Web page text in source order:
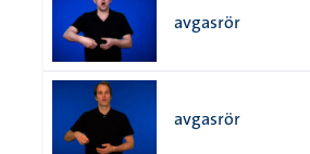
avgasrör
avgasrör